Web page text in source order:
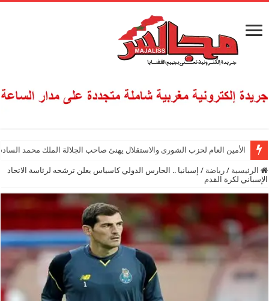
الأمين العام لحزب الشورى والاستقلال يهنئ صاحب الجلالة الملك محمد
الرئيسية / رياضة / إسبانيا .. الحارس الدولي كاسياس يعلن ترشحه لرئاسة الاتحاد
الإسباني لكرة القدم